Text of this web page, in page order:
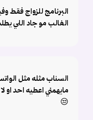
البرنامج للزواج فقط
الغالب مو جاد اللي
السناب مثله مثل
مايهمني اعطيه احد او
😒